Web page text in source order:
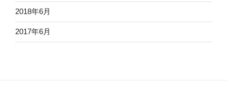
2018年6月
2017年6月